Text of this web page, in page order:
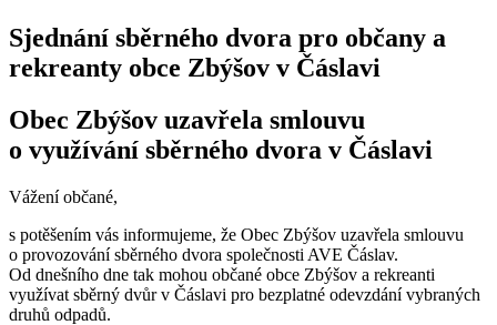
Sjednání sběrného dvora pro občany a
rekreanty obce Zbýšov v Čáslavi
Obec Zbýšov uzavřela smlouvu
o využívání sběrného dvora v Čáslavi
Vážení občané,
s potěšením vás informujeme, že Obec Zbýšov uzavřela smlouvu
o provozování sběrného dvora společnosti AVE Čáslav.
Od dnešního dne tak mohou občané obce Zbýšov a rekreanti
využívat sběrný dvůr v Čáslavi pro bezplatné odevzdání vybraných
druhů odpadů.